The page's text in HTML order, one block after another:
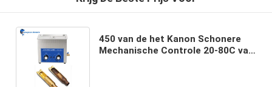
450 van de het Kanon Schonere
Mechanische Controle 20-80C van